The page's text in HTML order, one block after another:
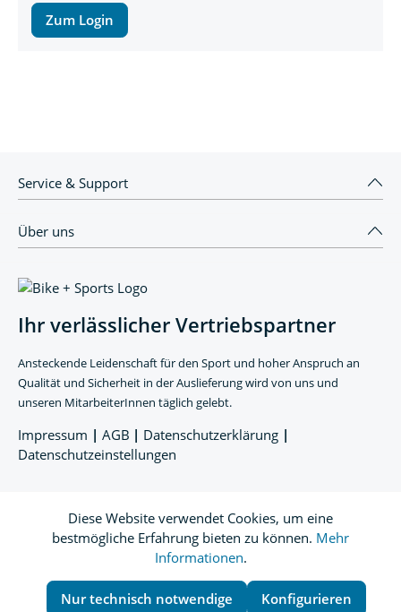
Zum Login
Service & Support
Über uns
Ihr verlässlicher Vertriebspartner
Ansteckende Leidenschaft für den Sport und hoher Anspruch an
Qualität und Sicherheit in der Auslieferung wird von uns und
unseren MitarbeiterInnen täglich gelebt.
Impressum | AGB | Datenschutzerklärung |
Datenschutzeinstellungen
Diese Website verwendet Cookies, um eine
bestmögliche Erfahrung bieten zu können. Mehr
Informationen.
Nur technisch notwendige Konfigurieren